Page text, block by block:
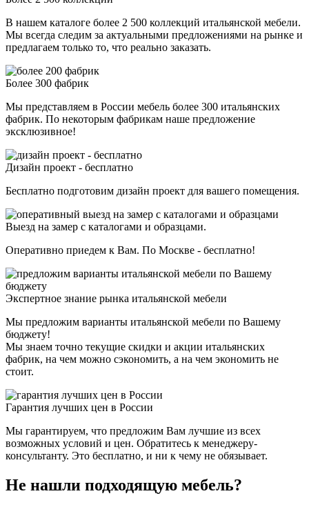
В нашем каталоге более 2 500 коллекций итальянской мебели.
Мы всегда следим за актуальными предложениями на рынке и
предлагаем только то, что реально заказать.
Более 300 фабрик
Мы представляем в России мебель более 300 итальянских
фабрик. По некоторым фабрикам наше предложение
эксклюзивное!
Дизайн проект - бесплатно
Бесплатно подготовим дизайн проект для вашего помещения.
Выезд на замер с каталогами и образцами.
Оперативно приедем к Вам. По Москве - бесплатно!
Экспертное знание рынка итальянской мебели
Мы предложим варианты итальянской мебели по Вашему
бюджету!
Мы знаем точно текущие скидки и акции итальянских
фабрик, на чем можно сэкономить, а на чем экономить не
стоит.
Гарантия лучших цен в России
Мы гарантируем, что предложим Вам лучшие из всех
возможных условий и цен. Обратитесь к менеджеру-
консультанту. Это бесплатно, и ни к чему не обязывает.
Не нашли подходящую мебель?